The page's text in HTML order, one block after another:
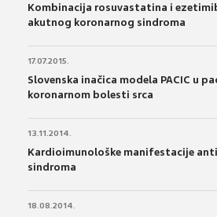
Kombinacija rosuvastatina i
akutnog koronarnog sindroma
17.07.2015.
Slovenska inačica modela PACIC u
koronarnom bolesti srca
13.11.2014.
Kardioimunološke manifestacije
sindroma
18.08.2014.